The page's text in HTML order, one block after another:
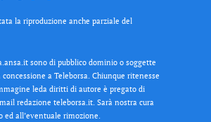
la riproduzione anche parziale del
sono di pubblico dominio o soggette
a Teleborsa. Chiunque ritenesse
leda diritti di autore è pregato di
redazione teleborsa.it. Sarà nostra cura
ed all’eventuale rimozione.